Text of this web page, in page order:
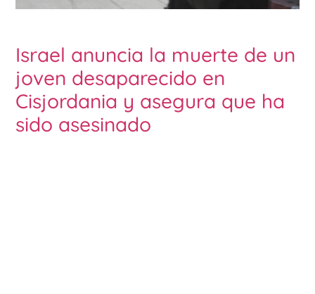
Israel anuncia la muerte de un
joven desaparecido en
Cisjordania y asegura que ha
sido asesinado